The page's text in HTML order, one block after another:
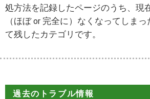
処方法を記録したページのうち、現
（ほぼ or 完全に）なくなってしま
て残したカテゴリです。
過去のトラブル情報